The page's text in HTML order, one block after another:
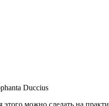
Duccius